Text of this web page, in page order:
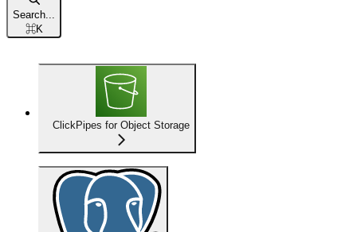
Search...
⌘K
ClickPipes for Object Storage